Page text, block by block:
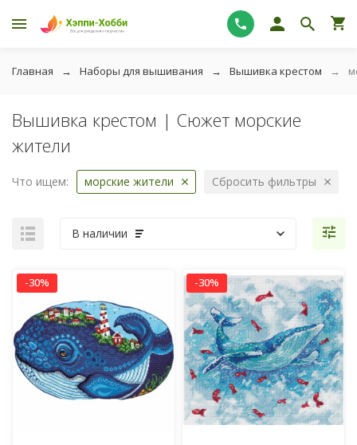
Главная Наборы для вышивания Вышивка крестом
Вышивка крестом | Сюжет морские
жители
Что ищем: морские жители Сбросить фильтры
В наличии
-30% -30%